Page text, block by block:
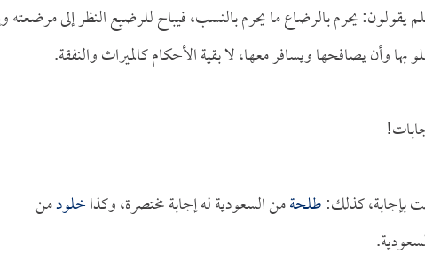
يقولون: يحرم بالرضاع ما يحرم بالنسب، فيباح للرضيع النظر إلى مرضعته
وأن يصافحها ويسافر معها، لا بقية الأحكام كالميراث والنفقة.
بإجابة، كذلك:طلحةمن السعودية له إجابة مختصرة، وكذاخلودمن